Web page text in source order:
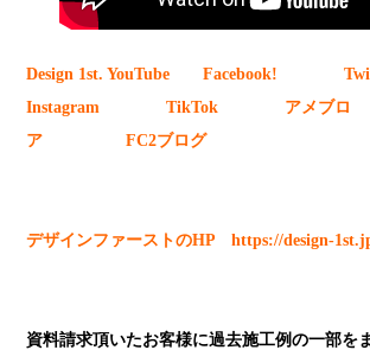
Design 1st. YouTube Facebook!
Instagram
TikTok アメブロ
ア
FC2ブログ
デザインファーストのHP https://design-
資料請求頂いたお客様に過去施工例の一部を